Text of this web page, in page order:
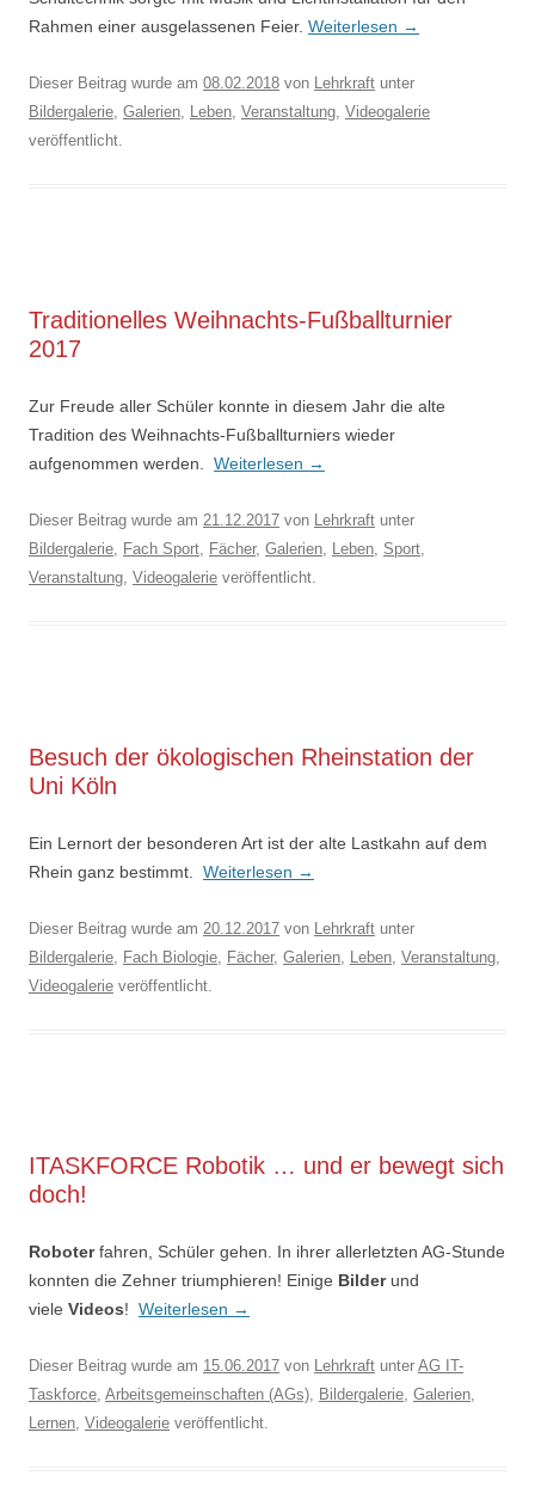
Rahmen einer ausgelassenen Feier. Weiterlesen →
Dieser Beitrag wurde am 08.02.2018 von Lehrkraft unter
Bildergalerie, Galerien, Leben, Veranstaltung, Videogalerie
veröffentlicht.
Traditionelles Weihnachts-Fußballturnier
2017
Zur Freude aller Schüler konnte in diesem Jahr die alte
Tradition des Weihnachts-Fußballturniers wieder
aufgenommen werden. Weiterlesen →
Dieser Beitrag wurde am 21.12.2017 von Lehrkraft unter
Bildergalerie, Fach Sport, Fächer, Galerien, Leben, Sport,
Veranstaltung, Videogalerie veröffentlicht.
Besuch der ökologischen Rheinstation der
Uni Köln
Ein Lernort der besonderen Art ist der alte Lastkahn auf dem
Rhein ganz bestimmt. Weiterlesen →
Dieser Beitrag wurde am 20.12.2017 von Lehrkraft unter
Bildergalerie, Fach Biologie, Fächer, Galerien, Leben, Veranstaltung,
Videogalerie veröffentlicht.
ITASKFORCE Robotik … und er bewegt sich
doch!
Roboterfahren, Schüler gehen. In ihrer allerletzten AG-Stunde
konnten die Zehner triumphieren! Einige Bilderund
viele Videos! Weiterlesen →
Dieser Beitrag wurde am 15.06.2017 von Lehrkraft unter AG IT-
Taskforce, Arbeitsgemeinschaften (AGs), Bildergalerie, Galerien,
Lernen, Videogalerie veröffentlicht.